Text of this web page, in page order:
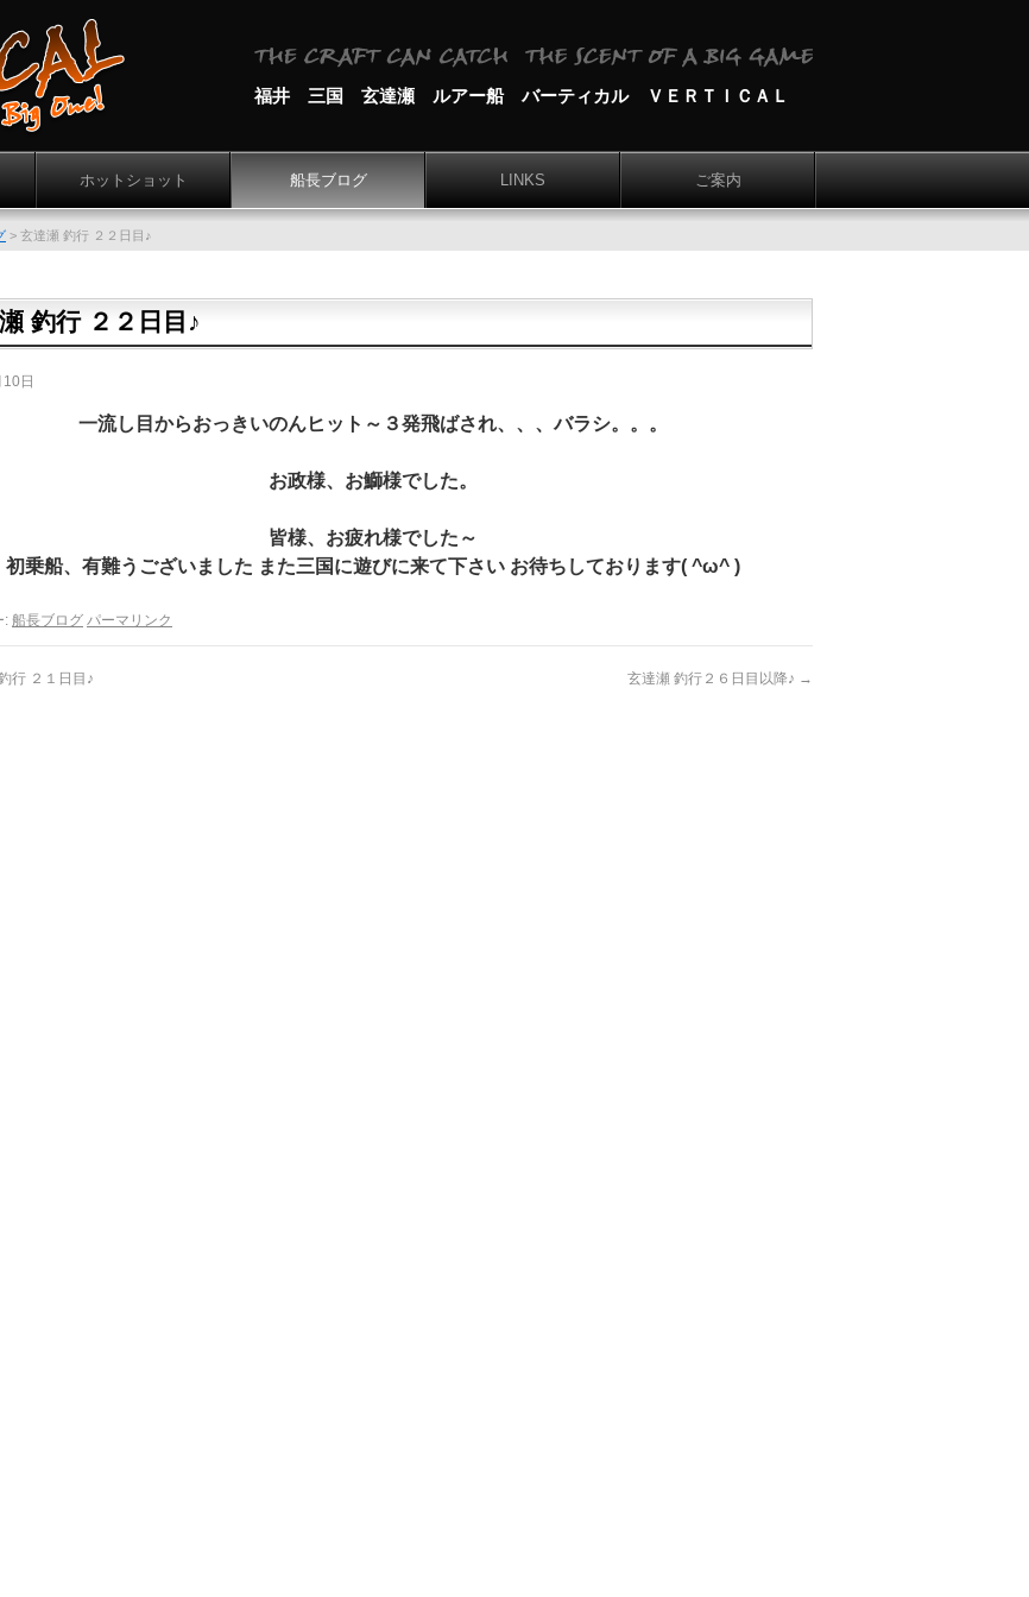
福井 三国 玄達瀬 ルアー船 バーティカル ＶＥＲＴＩＣＡＬ
ホットショット 船長ブログ LINKS ご案内
> 玄達瀬 釣行 ２２日目♪
釣行 ２２日目♪
日
一流し目からおっきいのんヒット～３発飛ばされ、、、バラシ。。。
お政様、お鰤様でした。
皆様、お疲れ様でした～
初乗船、有難うございました また三国に遊びに来て下さい お待ちしております( ^ω^ )
: 船長ブログ パーマリンク
行 ２１日目♪ 玄達瀬 釣行２６日目以降♪ →